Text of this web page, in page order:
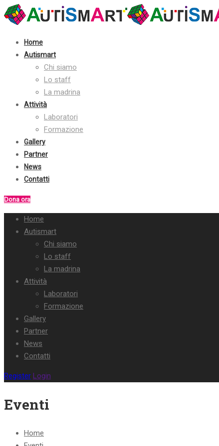
Home
Autismart
Chi siamo
Lo staff
La madrina
Attività
Laboratori
Formazione
Gallery
Partner
News
Contatti
Dona ora
Home
Autismart
Chi siamo
Lo staff
La madrina
Attività
Laboratori
Formazione
Gallery
Partner
News
Contatti
Register Login
Eventi
Home